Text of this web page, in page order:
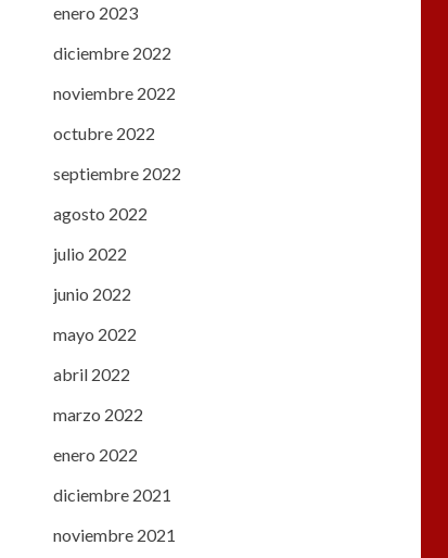
enero 2023
diciembre 2022
noviembre 2022
octubre 2022
septiembre 2022
agosto 2022
julio 2022
junio 2022
mayo 2022
abril 2022
marzo 2022
enero 2022
diciembre 2021
noviembre 2021